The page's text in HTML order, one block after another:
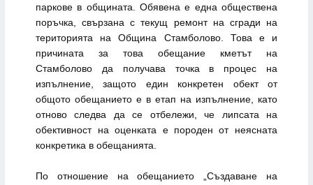
паркове в общината. Обявена е една обществена
поръчка, свързана с текущ ремонт на сгради на
територията на Община Стамболово. Това е и
причината за това обещание кметът на
Стамболово да получава точка в процес на
изпълнение, защото един конкретен обект от
общото обещанието е в етап на изпълнение, като
отново следва да се отбележи, че липсата на
обективност на оценката е породен от неясната
конкретика в обещанията.
По отношение на обещанието „Създаване на